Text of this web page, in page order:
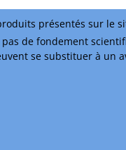
présentés sur le
de fondement
se substituer à un